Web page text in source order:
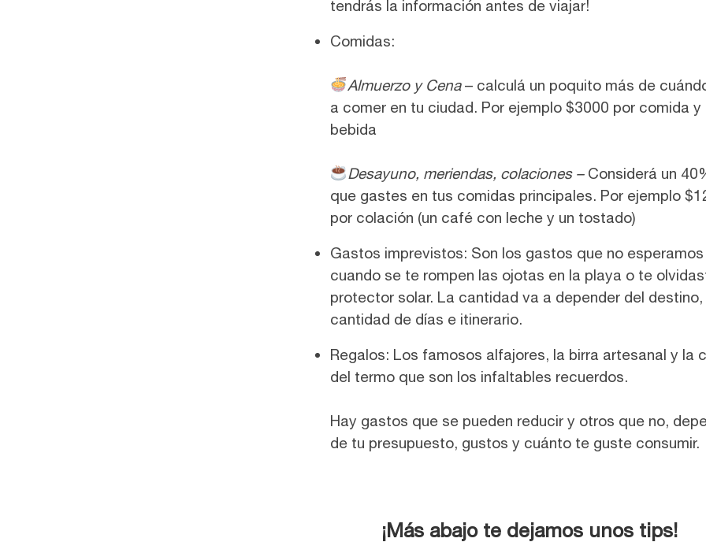
tendrás la información antes de viajar!
Comidas:
Almuerzo y Cena– calculá un poquito más de
a comer en tu ciudad. Por ejemplo $3000 por comida y
bebida
Desayuno, meriendas, colaciones – Considerá un
que gastes en tus comidas principales. Por ejemplo
por colación (un café con leche y un tostado)
Gastos imprevistos: Son los gastos que no
cuando se te rompen las ojotas en la playa o te
protector solar. La cantidad va a depender del destino,
cantidad de días e itinerario.
Regalos: Los famosos alfajores, la birra artesanal y la
del termo que son los infaltables recuerdos.
Hay gastos que se pueden reducir y otros que no,
de tu presupuesto, gustos y cuánto te guste consumir.
¡Más abajo te dejamos unos tips!